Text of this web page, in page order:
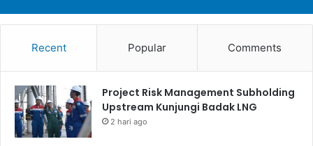
Recent Popular Comments
Project Risk Management Subholding
Upstream Kunjungi Badak LNG
2 hari ago